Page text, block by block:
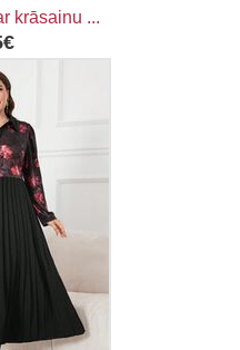
krāsainu ...